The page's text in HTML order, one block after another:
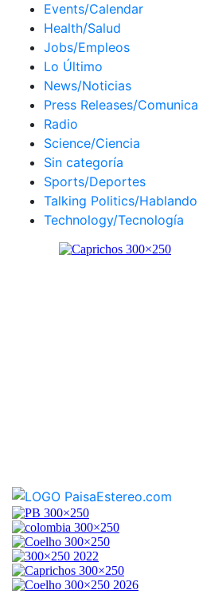
Events/Calendar
Health/Salud
Jobs/Empleos
Lo Último
News/Noticias
Press Releases/
Radio
Science/Ciencia
Sin categoría
Sports/Deportes
Talking Politics/
Technology/Tecnología